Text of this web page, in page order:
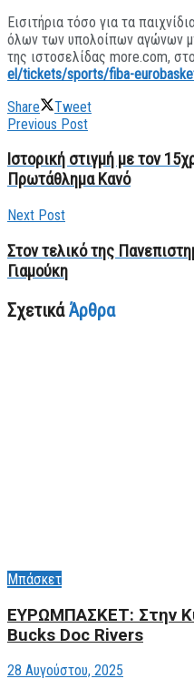
Εισιτήρια τόσο για τα
όλων των υπολοίπων αγώνων
της ιστοσελίδας more.com, στο
el/tickets/sports/fiba-
Share
Tweet
Previous Post
Ιστορική στιγμή με τον
Πρωτάθλημα Κανό
Next Post
Στον τελικό της
Γιαμούκη
ΣχετικάΆρθρα
Μπάσκετ
ΕΥΡΩΜΠΑΣΚΕΤ: Στην
Bucks Doc Rivers
28 Αυγούστου, 2025